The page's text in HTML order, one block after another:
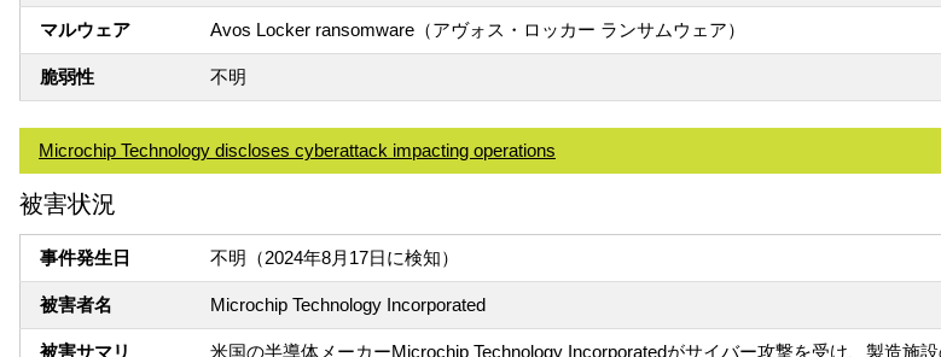
マルウェア Avos Locker ransomware（アヴォス・ロッカー ランサムウェア）
脆弱性 不明
Microchip Technology discloses cyberattack impacting operations
被害状況
事件発生日 不明（2024年8月17日に検知）
被害者名 Microchip Technology Incorporated
被害サマリ 米国の半導体メーカーMicrochip Technology Incorporatedがサイバー攻撃を受け、製造施